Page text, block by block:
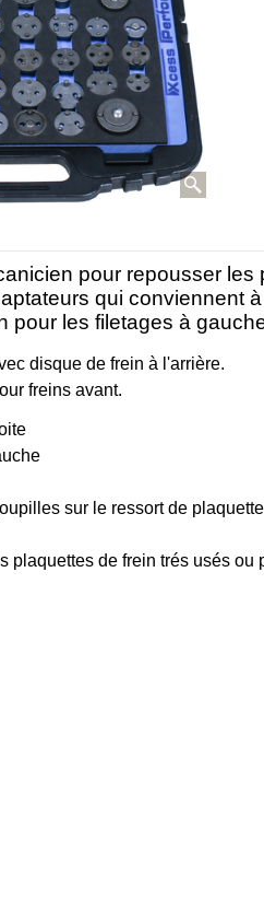
pour repousser les
qui conviennent
pour les filetages à
disque de frein à l'arrière.
freins avant.
sur le ressort de
plaquettes de frein trés usés ou